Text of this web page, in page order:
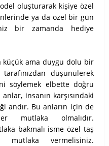
oluşturarak kişiye özel
ya da özel bir gün
bir zamanda hediye
küçük ama duygu dolu bir
düşünülerek
söylemek elbette doğru
insanın karşısındaki
andır. Bu anların için de
mutlaka olmalıdır.
bakmalı isme özel taş
mutlaka vermelisiniz.